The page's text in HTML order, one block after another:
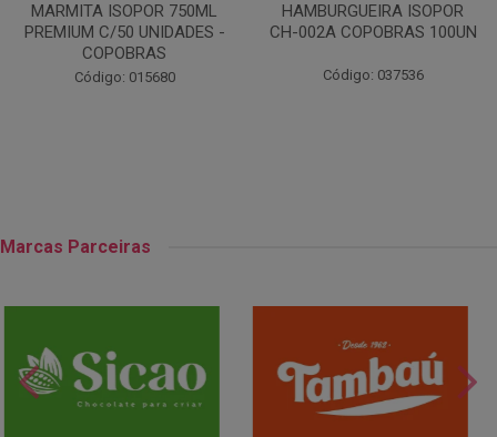
HAMBURGUEIRA ISOPOR
CH-002A COPOBRAS 100UN
Código: 037536
CAIXA PARDA PIZZA N30
OITAVADA BALUARTE C/10
Código: 001124
Marcas Parceiras